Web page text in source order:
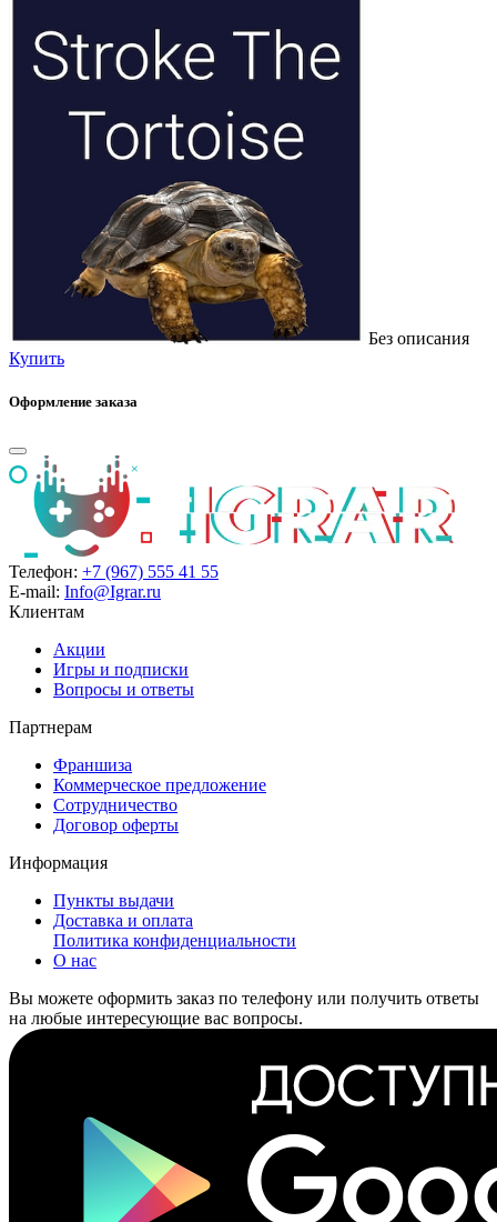
Без описания
Купить
Оформление заказа
Телефон: +7 (967) 555 41 55
E-mail: Info@Igrar.ru
Клиентам
Акции
Игры и подписки
Вопросы и ответы
Партнерам
Франшиза
Коммерческое предложение
Сотрудничество
Договор оферты
Информация
Пункты выдачи
Доставка и оплата
Политика конфиденциальности
О нас
Вы можете оформить заказ по телефону или получить ответы
на любые интересующие вас вопросы.